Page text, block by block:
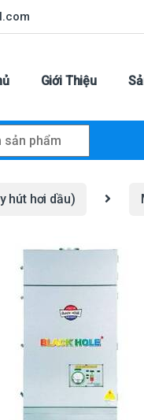
Giới Thiệu
hút hơi dầu)